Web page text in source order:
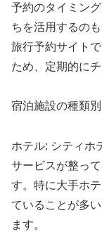
予約のタイミン
ちを活用するの
旅行予約サイト
ため、定期的に
宿泊施設の種類
ホテル: シティホ
サービスが整っ
す。特に大手ホ
ていることが多
ます。